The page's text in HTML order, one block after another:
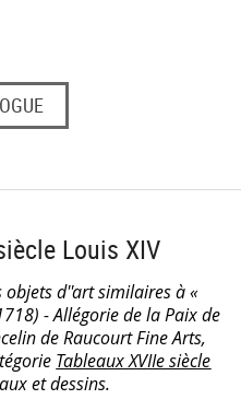
Louis XIV
d''art similaires à «
- Allégorie de la Paix de
de Raucourt Fine Arts,
Tableaux XVIIe siècle
et dessins.